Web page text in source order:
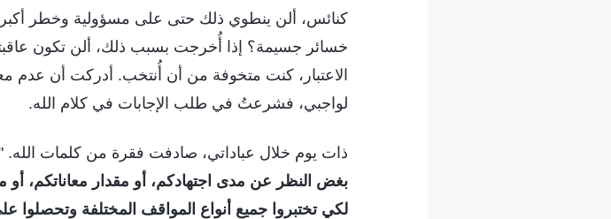
كنائس، ألن ينطوي ذلك حتى على مسؤولية وخطر
خسائر جسيمة؟ إذا أُخرجت بسبب ذلك، ألن تكون
الاعتبار، كنت متخوفة من أن أُنتخب. أدركت أن عدم
لواجبي، فشرعتُ في طلب الإجابات في كلام الله.
ذات يوم خلال عباداتي، صادفت فقرة من كلمات الله.
بغض النظر عن مدى اجتهادكم، أو مقدار معاناتكم،
لكي تختبروا جميع أنواع المواقف المختلفة وتحصلوا